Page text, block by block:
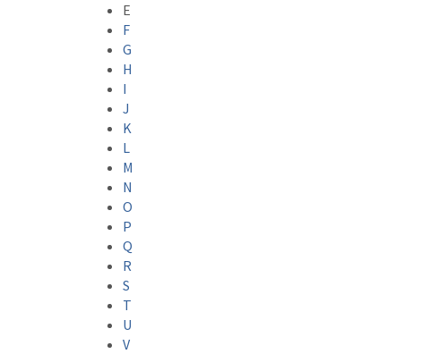
E
F
G
H
I
J
K
L
M
N
O
P
Q
R
S
T
U
V